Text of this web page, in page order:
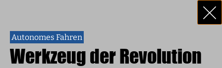
Autonomes Fahren
Werkzeug der Revolution